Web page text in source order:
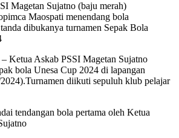
Magetan Sujatno (baju merah)
Maospati menendang bola
dibukanya turnamen Sepak Bola
– Ketua Askab PSSI Magetan Sujatno
bola Unesa Cup 2024 di lapangan
diikuti sepuluh klub pelajar
tendangan bola pertama oleh Ketua